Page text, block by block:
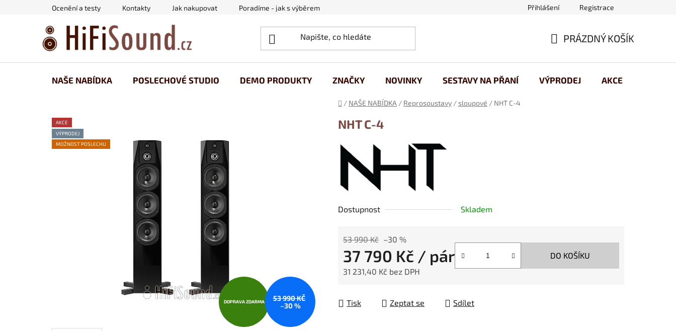
Ocenění a testy Kontakty Jak nakupovat Poradíme - jak s výběrem Přihlášení Registrace
KOŠÍK
PRÁZDNÝ KOŠÍK
NAŠE NABÍDKA POSLECHOVÉ STUDIO DEMO PRODUKTY ZNAČKY NOVINKY SESTAVY NA PŘANÍ VÝPRODEJ AKCE
Domů
/ NAŠE NABÍDKA / Reprosoustavy /sloupové / NHT C-4
NHT C-4
Dostupnost Skladem
53 990 Kč –30 %
37 790 Kč / pár
31 231,40 Kč bez DPH
DO KOŠÍKU
Tisk Zeptat se Sdílet
AKCE
VÝPRODEJ
MOŽNOST POSLECHU
DOPRAVA ZDARMA
53 990 KČ
–30 %